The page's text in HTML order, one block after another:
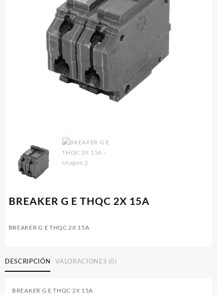
BREAKER G E THQC 2X 15A
BREAKER G E THQC 2X 15A
DESCRIPCIÓN VALORACIONES (0)
BREAKER G E THQC 2X 15A